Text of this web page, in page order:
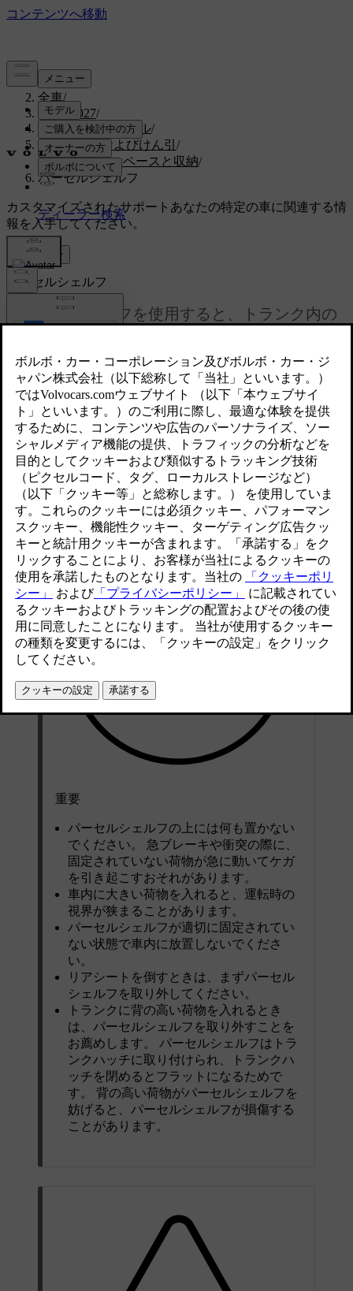
サポート
全車/
EX30 2027/
ユーザーマニュアル/
収納、積載およびけん引 /
トランクのスペースと収納/
パーセルシェルフ
カスタマイズされたサポート あなたの特定の車に関連する情
報を入手してください。
サインイン
アップデートされました 2024/11/27
パーセルシェルフ
パーセルシェルフを使用すると、トランク内の
す。
パーセルシェルフは、後部(リアシート付近)にある２つのヒ
ンジと前部にある2つのヒンジで取り付けます。 コードはト
ランクハッチの取り付けポイントに引っ掛けます。
スペースを広げる、または車両のリアインテリアにアクセス
しやすくするには、パーセルシェルフを取り外します。
重要
パーセルシェルフの上には何も置かない
でください。 急ブレーキや衝突の際に、
固定されていない荷物が急に動いてケガ
を引き起こすおそれがあります。
車内に大きい荷物を入れると、運転時の
視界が狭まることがあります。
パーセルシェルフが適切に固定されてい
ない状態で車内に放置しないでくださ
い。
リアシートを倒すときは、まずパーセル
シェルフを取り外してください。
トランクに背の高い荷物を入れるとき
は、パーセルシェルフを取り外すことを
お薦めします。 パーセルシェルフはトラ
ンクハッチに取り付けられ、トランクハ
ッチを閉めるとフラットになるためで
す。 背の高い荷物がパーセルシェルフを
妨げると、パーセルシェルフが損傷する
ことがあります。